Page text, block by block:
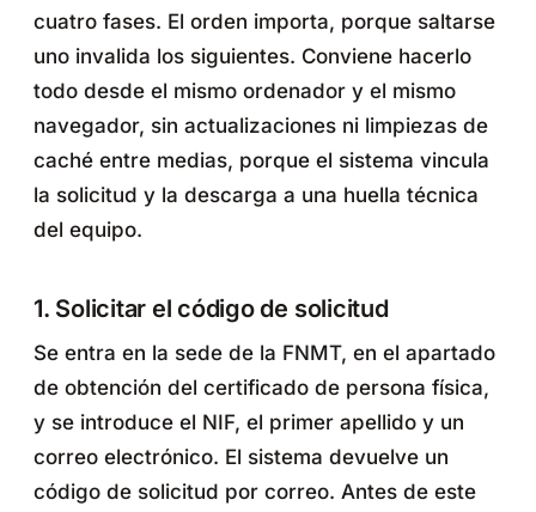
cuatro fases. El orden importa, porque saltarse
uno invalida los siguientes. Conviene hacerlo
todo desde el mismo ordenador y el mismo
navegador, sin actualizaciones ni limpiezas de
caché entre medias, porque el sistema vincula
la solicitud y la descarga a una huella técnica
del equipo.
1. Solicitar el código de solicitud
Se entra en la sede de la FNMT, en el apartado
de obtención del certificado de persona física,
y se introduce el NIF, el primer apellido y un
correo electrónico. El sistema devuelve un
código de solicitud por correo. Antes de este